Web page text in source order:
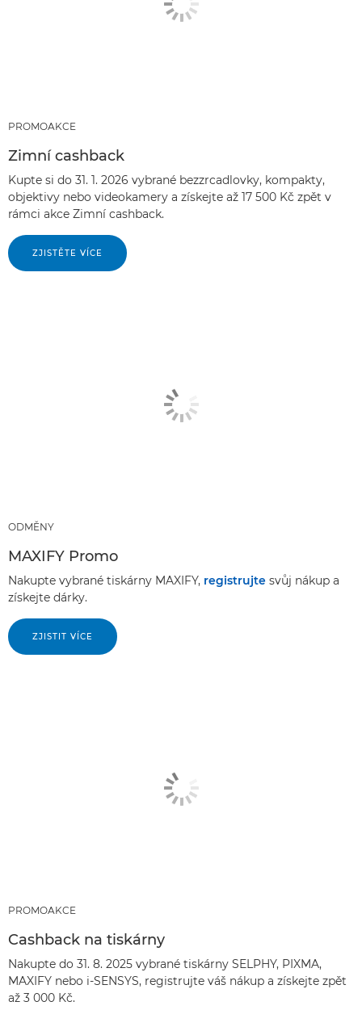
PROMOAKCE
Zimní cashback
Kupte si do 31. 1. 2026 vybrané bezzrcadlovky, kompakty,
objektivy nebo videokamery a získejte až 17 500 Kč zpět v
rámci akce Zimní cashback.
ZJISTĚTE VÍCE
ODMĚNY
MAXIFY Promo
Nakupte vybrané tiskárny MAXIFY, registrujte svůj nákup a
získejte dárky.
ZJISTIT VÍCE
PROMOAKCE
Cashback na tiskárny
Nakupte do 31. 8. 2025 vybrané tiskárny SELPHY, PIXMA,
MAXIFY nebo i-SENSYS, registrujte váš nákup a získejte zpět
až 3 000 Kč.